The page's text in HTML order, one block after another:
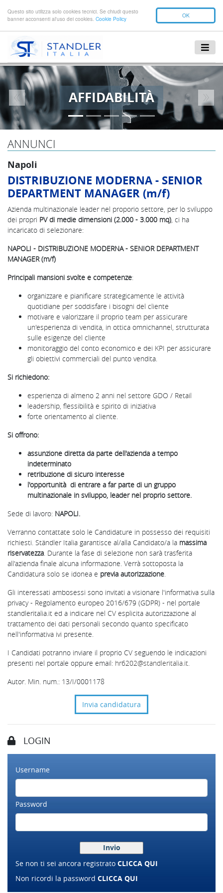
OK
Questo sito utilizza solo cookies tecnici. Se chiudi questo
banner acconsenti al'uso dei cookies. Cookie Policy
AFFIDABILITÀ
Previous Next
ANNUNCI
Napoli
DISTRIBUZIONE MODERNA - SENIOR
DEPARTMENT MANAGER (m/f)
Azienda multinazionale leader nel proporio settore, per lo sviluppo
dei propri PV di medie dimensioni (2.000 - 3.000 mq) , ci ha
incaricato di selezionare:
NAPOLI - DISTRIBUZIONE MODERNA - SENIOR DEPARTMENT
MANAGER (m/f)
Principali mansioni svolte e competenze:
organizzare e pianificare strategicamente le attività
quotidiane per soddisfare i bisogni del cliente
motivare e valorizzare il proprio team per assicurare
un'esperienza di vendita, in ottica omnichannel, strutturata
sulle esigenze del cliente
monitoraggio del conto economico e dei KPI per assicurare
gli obiettivi commerciali del punto vendita.
Si richiedono:
esperienza di almeno 2 anni nel settore GDO / Retail
leadership, flessibilità e spirito di iniziativa
forte orientamento al cliente.
Si offrono:
assunzione diretta da parte dell'azienda a tempo
indeterminato
retribuzione di sicuro interesse
l'opportunità di entrare a far parte di un gruppo
multinazionale in sviluppo, leader nel proprio settore.
Sede di lavoro: NAPOLI.
Verranno contattate solo le Candidature in possesso dei requisiti
richiesti. Ständler Italia garantisce al/alla Candidato/a la massima
riservatezza . Durante la fase di selezione non sarà trasferita
all'azienda finale alcuna informazione. Verrà sottoposta la
Candidatura solo se idonea e previa autorizzazione
Gli interessati ambosessi sono invitati a visionare l'informativa sulla
privacy - Regolamento europeo 2016/679 (GDPR) - nel portale
standleritalia.it ed a indicare nel CV esplicita autorizzazione al
trattamento dei dati personali secondo quanto specificato
nell'informativa ivi presente.
I Candidati potranno inviare il proprio CV seguendo le indicazioni
presenti nel portale oppure email: hr6202@standleritalia.it
Autor. Min. num.: 13/I/0001178
Invia candidatura
LOGIN
Username
Password
Se non ti sei ancora registrato CLICCA QUI
Non ricordi la password CLICCA QUI